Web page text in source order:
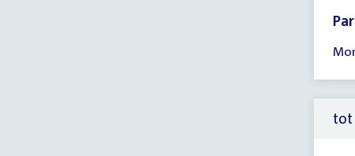
-
tot